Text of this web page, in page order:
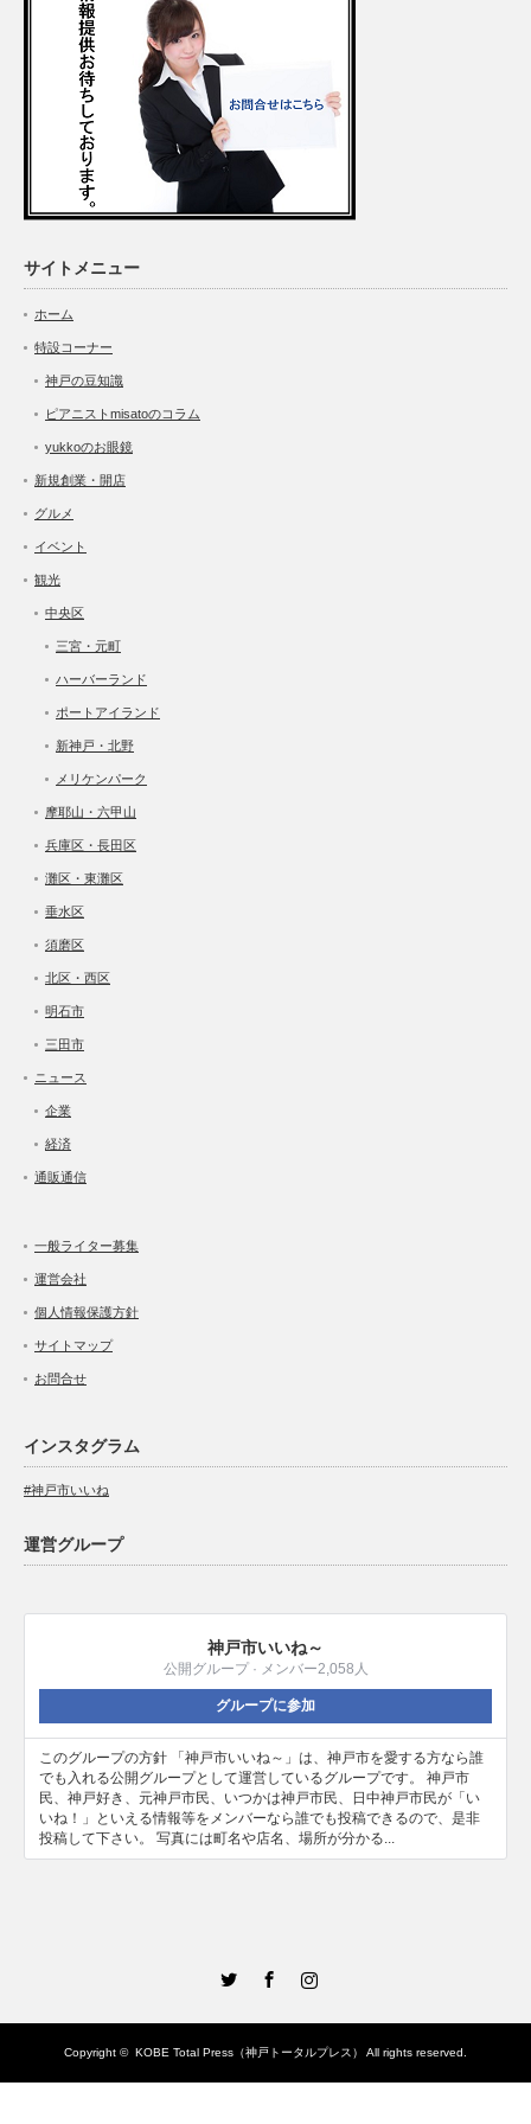
サイトメニュー
ホーム
特設コーナー
神戸の豆知識
ピアニストmisatoのコラム
yukkoのお眼鏡
新規創業・開店
グルメ
イベント
観光
中央区
三宮・元町
ハーバーランド
ポートアイランド
新神戸・北野
メリケンパーク
摩耶山・六甲山
兵庫区・長田区
灘区・東灘区
垂水区
須磨区
北区・西区
明石市
三田市
ニュース
企業
経済
通販通信
一般ライター募集
運営会社
個人情報保護方針
サイトマップ
お問合せ
インスタグラム
#神戸市いいね
運営グループ
神戸市いいね～
公開グループ · メンバー2,058人
グループに参加
このグループの方針 「神戸市いいね～」は、神戸市を愛する方なら誰
でも入れる公開グループとして運営しているグループです。 神戸市
民、神戸好き、元神戸市民、いつかは神戸市民、日中神戸市民が「い
いね！」といえる情報等をメンバーなら誰でも投稿できるので、是非
投稿して下さい。 写真には町名や店名、場所が分かる...
Copyright © KOBE Total Press（神戸トータルプレス） All rights reserved.